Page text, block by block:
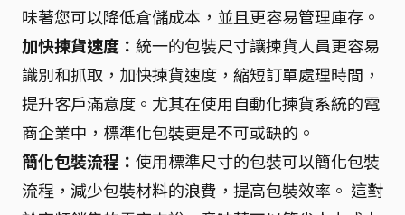
味著您可以降低倉儲成本，並且更容易管理庫存。
加快揀貨速度： 統一的包裝尺寸讓揀貨人員更容易
識別和抓取，加快揀貨速度，縮短訂單處理時間，
提升客戶滿意度。尤其在使用自動化揀貨系統的電
商企業中，標準化包裝更是不可或缺的。
簡化包裝流程： 使用標準尺寸的包裝可以簡化包裝
流程，減少包裝材料的浪費，提高包裝效率。 這對